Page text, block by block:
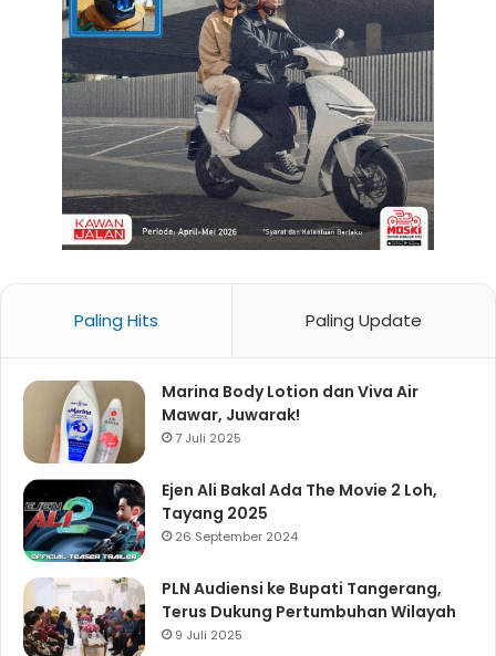
Paling Hits Paling Update
Marina Body Lotion dan Viva Air
Mawar, Juwarak!
7 Juli 2025
Ejen Ali Bakal Ada The Movie 2 Loh,
Tayang 2025
26 September 2024
PLN Audiensi ke Bupati Tangerang,
Terus Dukung Pertumbuhan Wilayah
9 Juli 2025